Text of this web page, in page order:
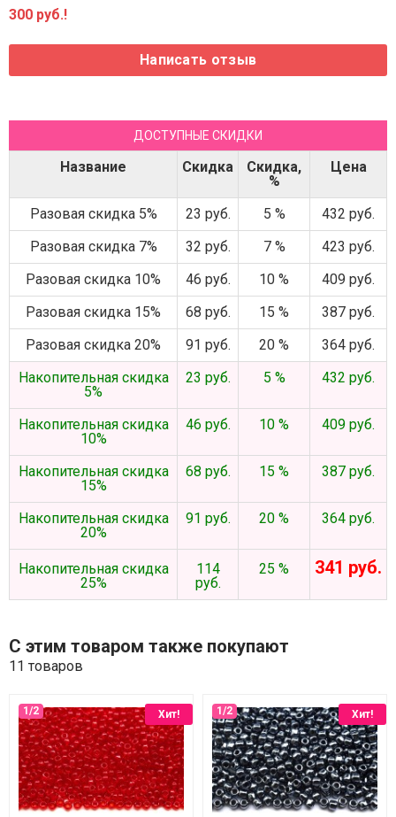
300 руб.!
ДОСТУПНЫЕ СКИДКИ
Название Скидка
Скидка,
%
Цена
Разовая скидка 5% 23 руб. 5 %
432 руб.
Разовая скидка 7%
32 руб. 7 %
423 руб.
Разовая скидка 10%
46 руб. 10 %
409 руб.
Разовая скидка 15%
68 руб. 15 %
387 руб.
Разовая скидка 20%
91 руб. 20 %
364 руб.
Накопительная скидка
5%
23 руб. 5 % 432 руб.
Накопительная скидка
10%
46 руб. 10 % 409 руб.
Накопительная скидка
15%
68 руб. 15 % 387 руб.
Накопительная скидка
20%
91 руб. 20 % 364 руб.
Накопительная скидка
25%
114
руб.
25 % 341 руб.
С этим товаром также покупают
11 товаров
Хит! Хит!